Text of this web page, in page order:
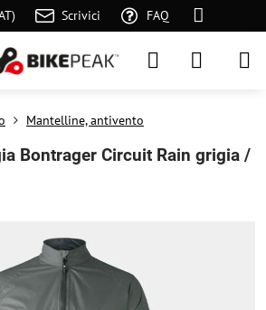
Scrivici FAQ
Mantelline, antivento
Bontrager Circuit Rain grigia /